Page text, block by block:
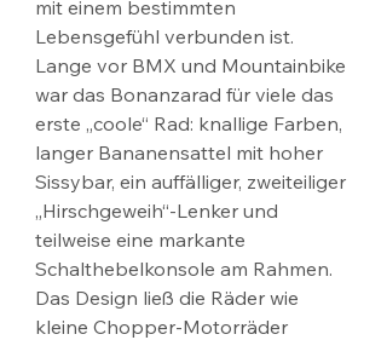
mit einem bestimmten
Lebensgefühl verbunden ist.
Lange vor BMX und Mountainbike
war das Bonanzarad für viele das
erste „coole“ Rad: knallige Farben,
langer Bananensattel mit hoher
Sissybar, ein auffälliger, zweiteiliger
„Hirschgeweih“-Lenker und
teilweise eine markante
Schalthebelkonsole am Rahmen.
Das Design ließ die Räder wie
kleine Chopper-Motorräder